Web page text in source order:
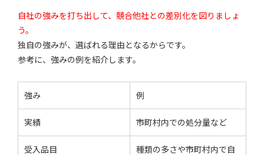
自社の強みを打ち出して、競合他社との差別化を図りましょ
う。
独自の強みが、選ばれる理由となるからです。
参考に、強みの例を紹介します。
強み 例
実績 市町村内での処分量など
受入品目
種類の多さや市町村内で自